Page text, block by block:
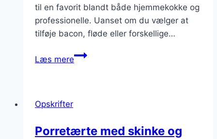
til en favorit blandt både hjemmekokke og
professionelle. Uanset om du vælger at
tilføje bacon, fløde eller forskellige…
Læs mereUimodståelig
Opskrifter
Porretærte med skinke og